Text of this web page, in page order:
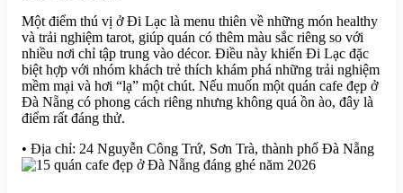
Một điểm thú vị ở Đi Lạc là menu thiên về những món healthy
và trải nghiệm tarot, giúp quán có thêm màu sắc riêng so với
nhiều nơi chỉ tập trung vào décor. Điều này khiến Đi Lạc đặc
biệt hợp với nhóm khách trẻ thích khám phá những trải nghiệm
mềm mại và hơi “lạ” một chút. Nếu muốn một quán cafe đẹp ở
Đà Nẵng có phong cách riêng nhưng không quá ồn ào, đây là
điểm rất đáng thử.
• Địa chỉ: 24 Nguyễn Công Trứ, Sơn Trà, thành phố Đà Nẵng